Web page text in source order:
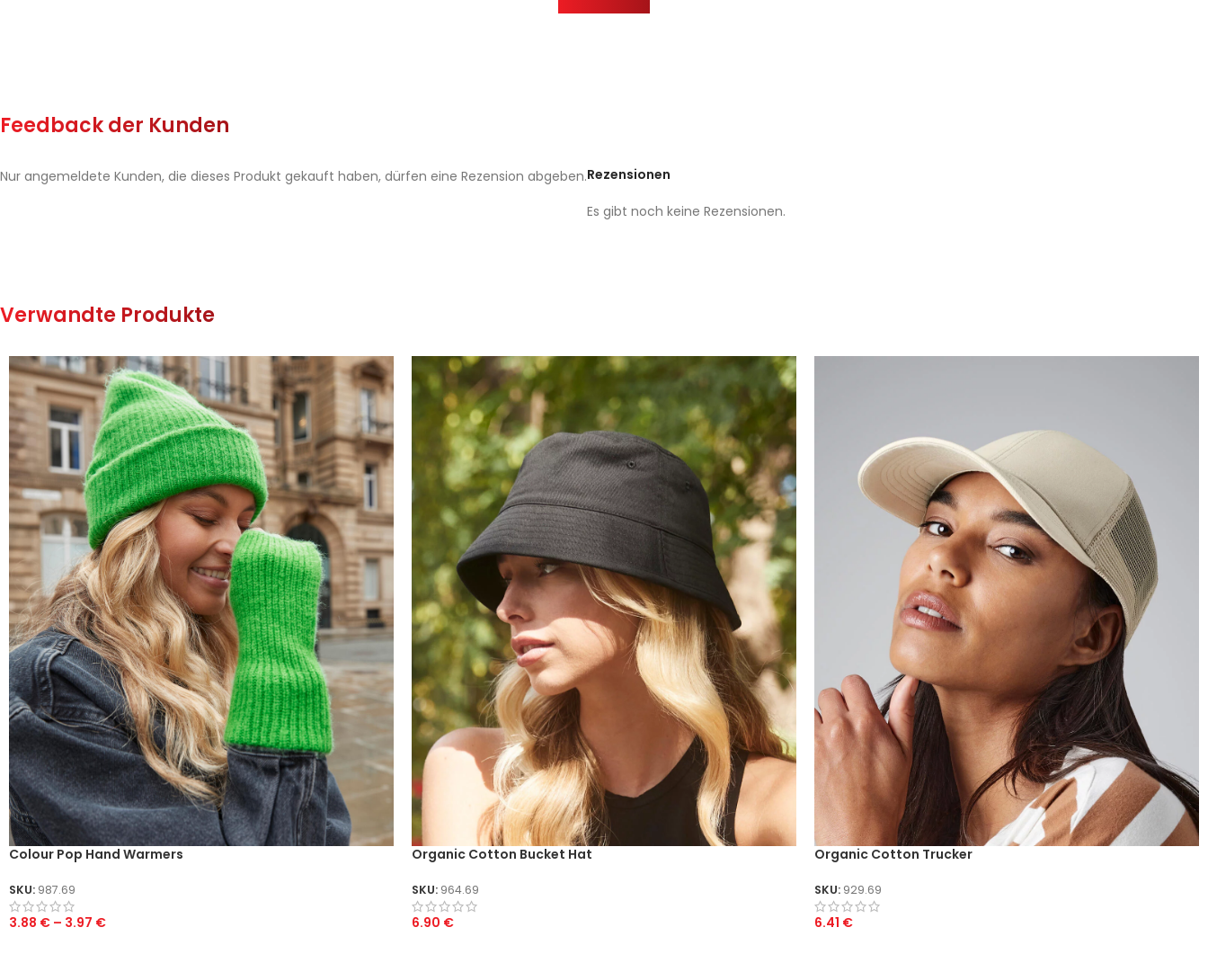
Feedback der Kunden
Rezensionen
Es gibt noch keine Rezensionen.
Nur angemeldete Kunden, die dieses Produkt gekauft haben, dürfen eine Rezension abgeben.
Verwandte Produkte
Colour Pop Hand Warmers
SKU: 987.69
3.88 € – 3.97 €
Organic Cotton Bucket Hat
SKU: 964.69
6.90 €
Organic Cotton Trucker
SKU: 929.69
6.41 €